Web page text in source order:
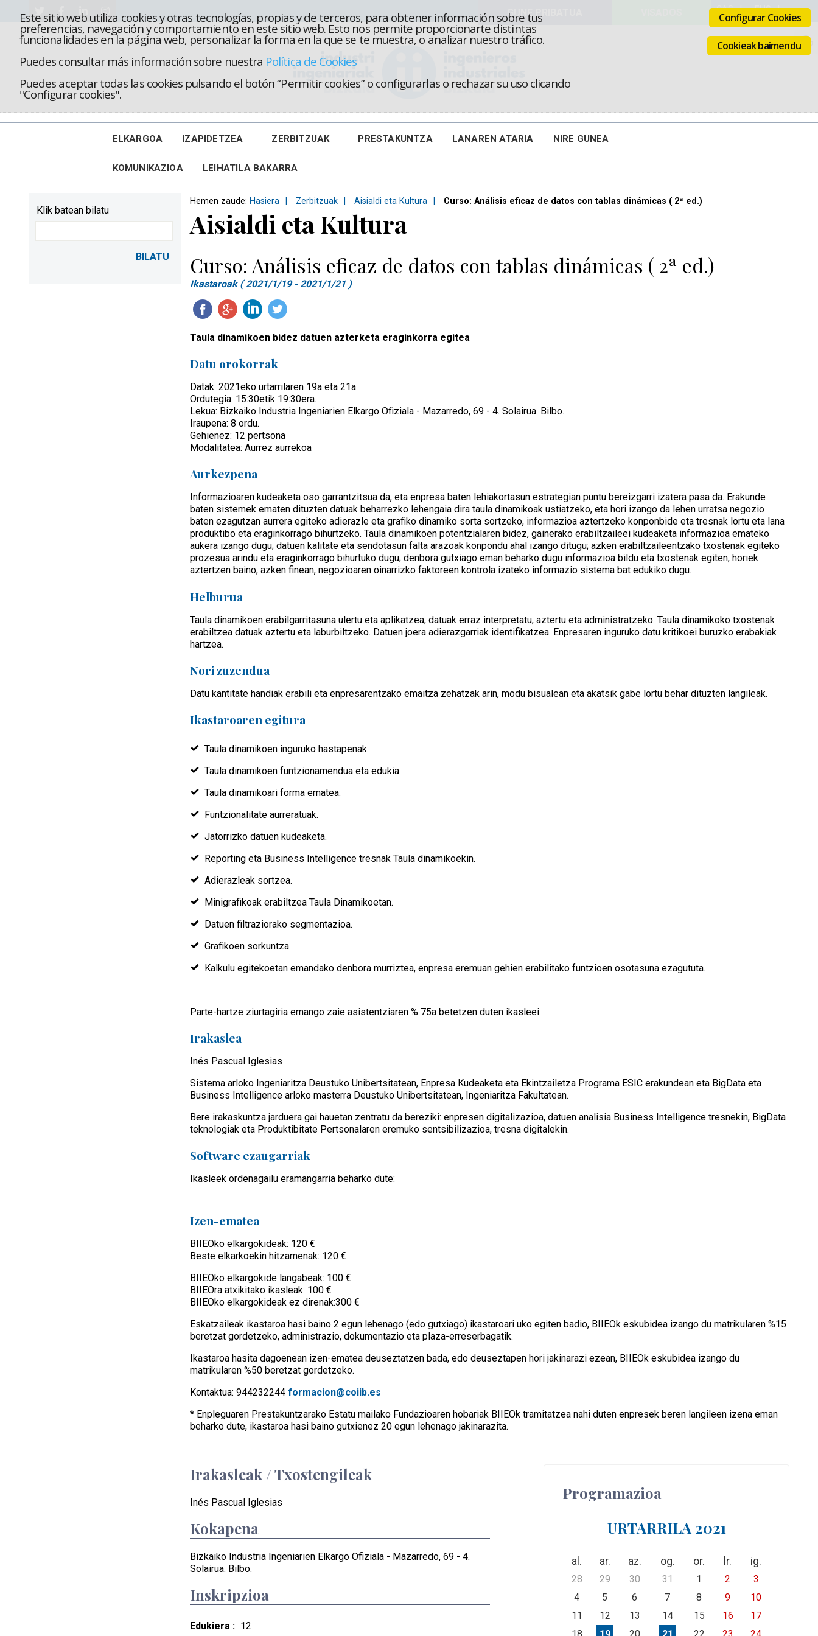
Este sitio web utiliza cookies y otras tecnologías, propias y de terceros, para obtener información sobre tus
preferencias, navegación y comportamiento en este sitio web. Esto nos permite proporcionarte distintas
funcionalidades en la página web, personalizar la forma en la que se te muestra, o analizar nuestro tráfico.
Puedes consultar más información sobre nuestra Política de Cookies
Puedes aceptar todas las cookies pulsando el botón “Permitir cookies” o configurarlas o rechazar su uso clicando
"Configurar cookies".
Configurar Cookies
Cookieak baimendu
ELKARGOA IZAPIDETZEA ZERBITZUAK PRESTAKUNTZA LANAREN ATARIA NIRE GUNEA
KOMUNIKAZIOA LEIHATILA BAKARRA
Hemen zaude: Hasiera Zerbitzuak Aisialdi eta Kultura Curso: Análisis eficaz de datos con tablas dinámicas ( 2ª ed.)
Aisialdi eta Kultura
Curso: Análisis eficaz de datos con tablas dinámicas ( 2ª ed.)
Ikastaroak ( 2021/1/19 - 2021/1/21 )
Taula dinamikoen bidez datuen azterketa eraginkorra egitea
Datu orokorrak
Datak: 2021eko urtarrilaren 19a eta 21a
Ordutegia: 15:30etik 19:30era.
Lekua: Bizkaiko Industria Ingeniarien Elkargo Ofiziala - Mazarredo, 69 - 4. Solairua. Bilbo.
Iraupena: 8 ordu.
Gehienez: 12 pertsona
Modalitatea: Aurrez aurrekoa
Aurkezpena
Informazioaren kudeaketa oso garrantzitsua da, eta enpresa baten lehiakortasun estrategian puntu bereizgarri izatera pasa da. Erakunde
baten sistemek ematen dituzten datuak beharrezko lehengaia dira taula dinamikoak ustiatzeko, eta hori izango da lehen urratsa negozio
baten ezagutzan aurrera egiteko adierazle eta grafiko dinamiko sorta sortzeko, informazioa aztertzeko konponbide eta tresnak lortu eta lana
produktibo eta eraginkorrago bihurtzeko. Taula dinamikoen potentzialaren bidez, gainerako erabiltzaileei kudeaketa informazioa emateko
aukera izango dugu; datuen kalitate eta sendotasun falta arazoak konpondu ahal izango ditugu; azken erabiltzaileentzako txostenak egiteko
prozesua arindu eta eraginkorrago bihurtuko dugu; denbora gutxiago eman beharko dugu informazioa bildu eta txostenak egiten, horiek
aztertzen baino; azken finean, negozioaren oinarrizko faktoreen kontrola izateko informazio sistema bat edukiko dugu.
Helburua
Taula dinamikoen erabilgarritasuna ulertu eta aplikatzea, datuak erraz interpretatu, aztertu eta administratzeko. Taula dinamikoko txostenak
erabiltzea datuak aztertu eta laburbiltzeko. Datuen joera adierazgarriak identifikatzea. Enpresaren inguruko datu kritikoei buruzko erabakiak
hartzea.
Nori zuzendua
Datu kantitate handiak erabili eta enpresarentzako emaitza zehatzak arin, modu bisualean eta akatsik gabe lortu behar dituzten langileak.
Ikastaroaren egitura
Taula dinamikoen inguruko hastapenak.
Taula dinamikoen funtzionamendua eta edukia.
Taula dinamikoari forma ematea.
Funtzionalitate aurreratuak.
Jatorrizko datuen kudeaketa.
Reporting eta Business Intelligence tresnak Taula dinamikoekin.
Adierazleak sortzea.
Minigrafikoak erabiltzea Taula Dinamikoetan.
Datuen filtraziorako segmentazioa.
Grafikoen sorkuntza.
Kalkulu egitekoetan emandako denbora murriztea, enpresa eremuan gehien erabilitako funtzioen osotasuna ezagututa.
Parte-hartze ziurtagiria emango zaie asistentziaren % 75a betetzen duten ikasleei.
Irakaslea
Inés Pascual Iglesias
Sistema arloko Ingeniaritza Deustuko Unibertsitatean, Enpresa Kudeaketa eta Ekintzailetza Programa ESIC erakundean eta BigData eta
Business Intelligence arloko masterra Deustuko Unibertsitatean, Ingeniaritza Fakultatean.
Bere irakaskuntza jarduera gai hauetan zentratu da bereziki: enpresen digitalizazioa, datuen analisia Business Intelligence tresnekin, BigData
teknologiak eta Produktibitate Pertsonalaren eremuko sentsibilizazioa, tresna digitalekin.
Software ezaugarriak
Ikasleek ordenagailu eramangarria beharko dute:
Izen-ematea
BIIEOko elkargokideak: 120 €
Beste elkarkoekin hitzamenak: 120 €
BIIEOko elkargokide langabeak: 100 €
BIIEOra atxikitako ikasleak: 100 €
BIIEOko elkargokideak ez direnak:300 €
Eskatzaileak ikastaroa hasi baino 2 egun lehenago (edo gutxiago) ikastaroari uko egiten badio, BIIEOk eskubidea izango du matrikularen %15
beretzat gordetzeko, administrazio, dokumentazio eta plaza-erreserbagatik.
Ikastaroa hasita dagoenean izen-ematea deuseztatzen bada, edo deuseztapen hori jakinarazi ezean, BIIEOk eskubidea izango du
matrikularen %50 beretzat gordetzeko.
Kontaktua: 944232244 formacion@coiib.es
* Enpleguaren Prestakuntzarako Estatu mailako Fundazioaren hobariak BIIEOk tramitatzea nahi duten enpresek beren langileen izena eman
beharko dute, ikastaroa hasi baino gutxienez 20 egun lehenago jakinarazita.
Irakasleak / Txostengileak
Inés Pascual Iglesias
Kokapena
Bizkaiko Industria Ingeniarien Elkargo Ofiziala - Mazarredo, 69 - 4.
Solairua. Bilbo.
Programazioa
URTARRILA 2021
al. ar. az. og. or. lr. ig.
28 29 30 31 1 2
3
4
5 6 7 8 9
10
11
12 13 14 15 16
17
Inskripzioa
Edukiera : 12
Klik batean bilatu